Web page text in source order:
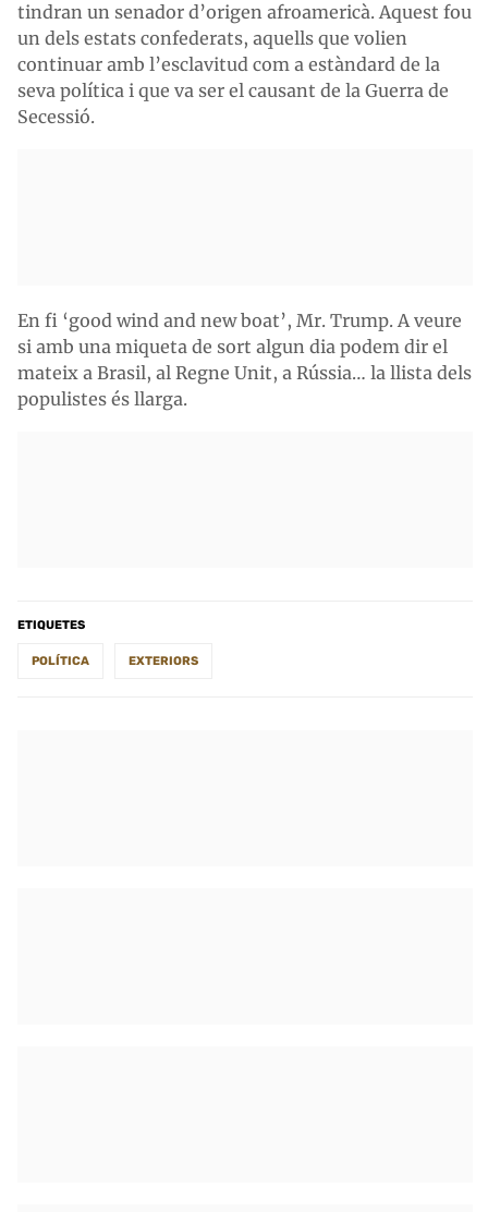
tindran un senador d’origen afroamericà. Aquest fou
un dels estats confederats, aquells que volien
continuar amb l’esclavitud com a estàndard de la
seva política i que va ser el causant de la Guerra de
Secessió.
En fi ‘good wind and new boat’, Mr. Trump. A veure
si amb una miqueta de sort algun dia podem dir el
mateix a Brasil, al Regne Unit, a Rússia… la llista dels
populistes és llarga.
ETIQUETES
POLÍTICA EXTERIORS